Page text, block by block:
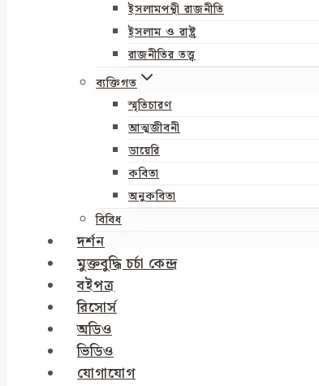
ইসলামপন্থী রাজনীতি
ইসলাম ও রাষ্ট্র
রাজনীতির তত্ত্ব
ব্যক্তিগত
স্মৃতিচারণ
আত্মজীবনী
ডায়েরি
কবিতা
অনুকবিতা
বিবিধ
দর্শন
মুক্তবুদ্ধি চর্চা কেন্দ্র
বইপত্র
রিসোর্স
অডিও
ভিডিও
যোগাযোগ